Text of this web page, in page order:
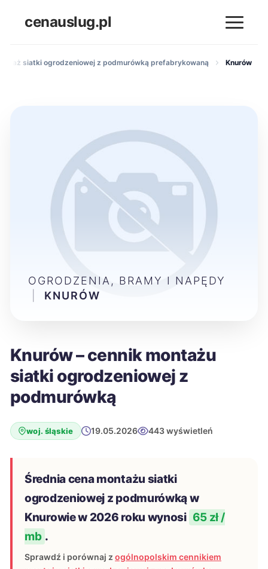
cenauslug.pl
siatki ogrodzeniowej z podmurówką prefabrykowaną Knurów
Knurów – cennik montażu
siatki ogrodzeniowej z
podmurówką
woj. śląskie 19.05.2026 443 wyświetleń
Średnia cena montażu siatki
ogrodzeniowej z podmurówką w
Knurowie w 2026 roku wynosi 65 zł /
mb .
Sprawdź i porównaj z ogólnopolskim cennikiem
OGRODZENIA, BRAMY I NAPĘDY
KNURÓW